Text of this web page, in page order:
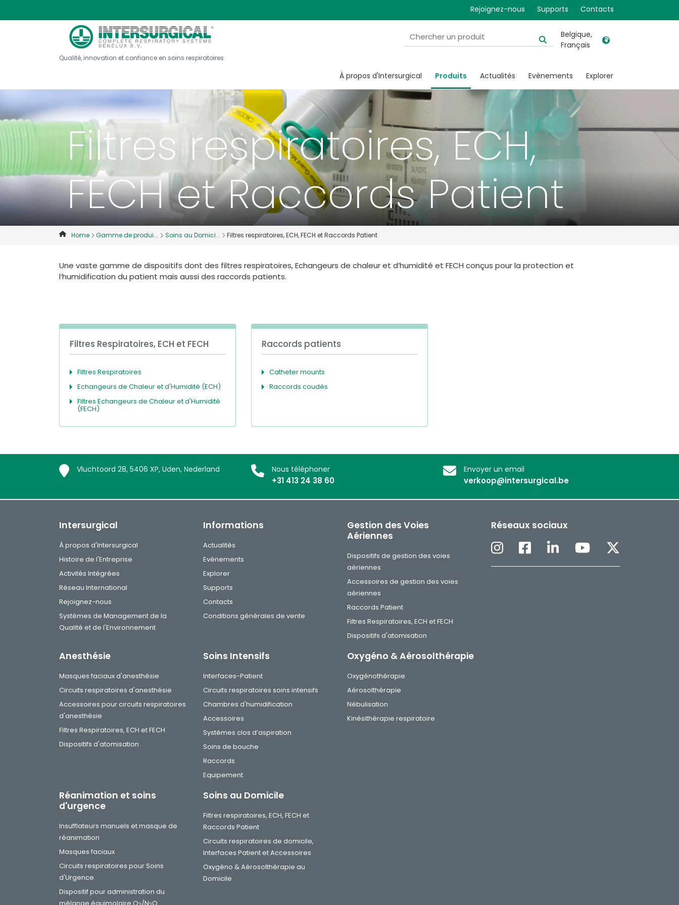
Rejoignez-nous Supports Contacts
Qualité, innovation et confiance en soins respiratoires
Belgique,
Français
United States
België, Nederlands
Belgique, Français
Canada, English
Canada, Français
China
Colombia
Denmark
Italia
Japan
Norway
Portugal
Russia
À propos d'Intersurgical Produits Actualités Evènements Explorer
Filtres respiratoires, ECH,
FECH et Raccords Patient
Home Gamme de produi... Soins au Domici... Filtres respiratoires, ECH, FECH et Raccords Patient
Une vaste gamme de dispositifs dont des filtres respiratoires, Echangeurs de chaleur et d’humidité et FECH conçus pour la protection et
l’humidification du patient mais aussi des raccords patients.
Filtres Respiratoires, ECH et FECH
Filtres Respiratoires
Echangeurs de Chaleur et d'Humidité (ECH)
Filtres Echangeurs de Chaleur et d'Humidité
(FECH)
Raccords patients
Catheter mounts
Raccords coudés
Vluchtoord 28, 5406 XP, Uden, Nederland Nous téléphoner
+31 413 24 38 60
Envoyer un email
verkoop@intersurgical.be
Intersurgical
À propos d'Intersurgical
Histoire de l'Entreprise
Activités Intégrées
Réseau International
Rejoignez-nous
Systèmes de Management de la
Qualité et de l'Environnement
Informations
Actualités
Evènements
Explorer
Supports
Contacts
Conditions générales de vente
Gestion des Voies
Aériennes
Dispositifs de gestion des voies
aériennes
Accessoires de gestion des voies
aériennes
Raccords Patient
Filtres Respiratoires, ECH et FECH
Dispositifs d'atomisation
Anesthésie
Masques faciaux d'anesthésie
Circuits respiratoires d'anesthésie
Accessoires pour circuits respiratoires
d'anesthésie
Filtres Respiratoires, ECH et FECH
Dispositifs d'atomisation
Soins Intensifs
Interfaces-Patient
Circuits respiratoires soins intensifs
Chambres d'humidification
Accessoires
Systèmes clos d’aspiration
Soins de bouche
Raccords
Equipement
Oxygéno & Aérosolthérapie
Oxygénothérapie
Aérosolthérapie
Nébulisation
Kinésithérapie respiratoire
Réanimation et soins
d'urgence
Insufflateurs manuels et masque de
réanimation
Masques faciaux
Circuits respiratoires pour Soins
d'Urgence
Dispositif pour administration du
Soins au Domicile
Filtres respiratoires, ECH, FECH et
Raccords Patient
Circuits respiratoires de domicile,
Interfaces Patient et Accessoires
Oxygéno & Aérosolthérapie au
Domicile
Réseaux sociaux